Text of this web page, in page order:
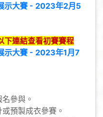
示大賽 - 2023年2月5
下連結查看初賽賽程
示大賽 - 2023年1月7
參與。
預製成衣參賽。